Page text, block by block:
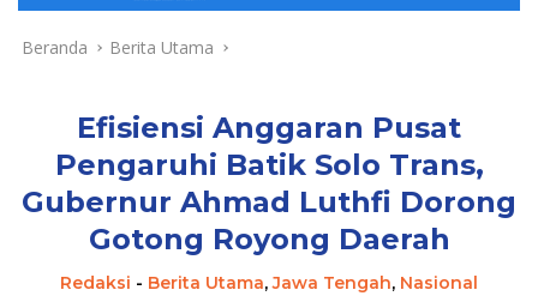
Beranda Berita Utama
Efisiensi Anggaran Pusat
Pengaruhi Batik Solo Trans,
Gubernur Ahmad Luthfi Dorong
Gotong Royong Daerah
Redaksi - Berita Utama,Jawa Tengah, Nasional